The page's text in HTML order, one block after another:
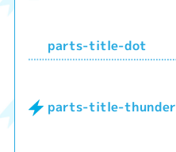
parts-title-dot
parts-title-thunder